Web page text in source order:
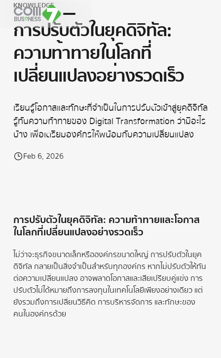
KNOWLEDGE
การปรับตัวในยุคดิจิทัล:
ความท้าทายในโลกที่
เปลี่ยนแปลงอย่างรวดเร็ว
เรียนรู้โอกาสและทักษะที่จำเป็นในการปรับตัวเข้าสู่ยุคดิจิทัล
รู้ทันความท้าทายของ Digital Transformation ว่ามีอะไร
บ้าง เพื่อเตรียมองค์กรให้พน้อมกับความเปลี่ยนแปลง
Feb 6, 2026
การปรับตัวในยุคดิจิทัล: ความท้าทายและโอกาส
ในโลกที่เปลี่ยนแปลงอย่างรวดเร็ว
ไม่ว่าจะธุรกิจขนาดเล็กหรือองค์กรขนาดใหญ่ การปรับตัวในยุค
ดิจิทัล กลายเป็นสิ่งจำเป็นสำหรับทุกองค์กร หากไม่ปรับตัวให้ทัน
ต่อความเปลี่ยนแปลง อาจพลาดโอกาสและเสียเปรียบคู่แข่ง การ
ปรับตัวไม่ได้หมายถึงการลงทุนในเทคโนโลยีเพียงอย่างเดียว แต่
ยังรวมถึงการเปลี่ยนวิธีคิด การบริหารจัดการ และทักษะของ
คนในองค์กรด้วย